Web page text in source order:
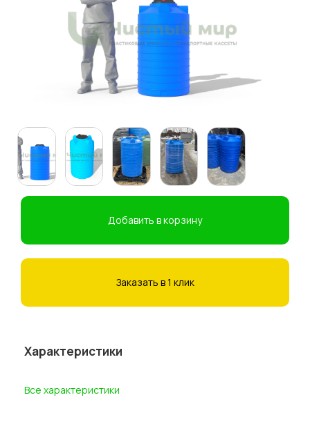
Добавить в корзину
Заказать в 1 клик
Характеристики
Все характеристики